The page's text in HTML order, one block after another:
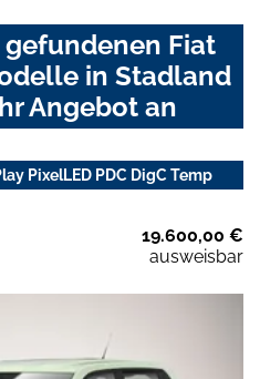
gefundenen Fiat
in Stadland
Angebot an
PixelLED PDC DigC Temp
19.600,00 €
ausweisbar